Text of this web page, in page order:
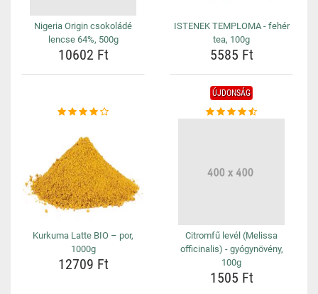
Nigeria Origin csokoládé
lencse 64%, 500g
10602 Ft
ISTENEK TEMPLOMA - fehér
tea, 100g
5585 Ft
Kurkuma Latte BIO – por,
1000g
12709 Ft
ÚJDONSÁG
Citromfű levél (Melissa
officinalis) - gyógynövény,
100g
1505 Ft